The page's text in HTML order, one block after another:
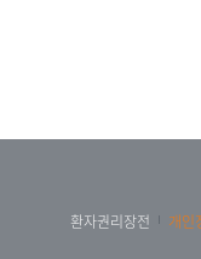
환자권리장전 개인